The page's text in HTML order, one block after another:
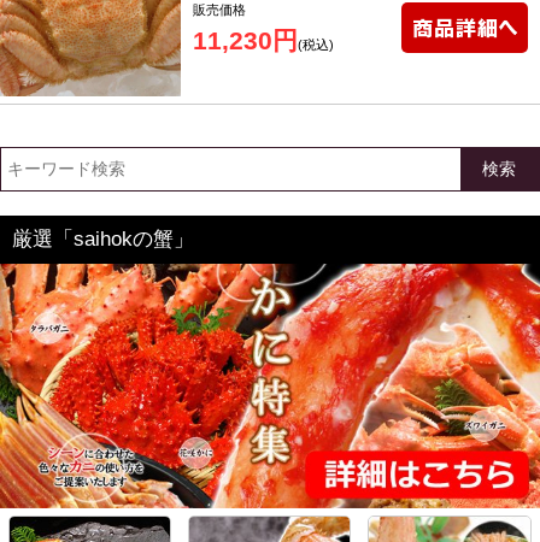
販売価格
11,230円 (税込)
検索
厳選「saihokの蟹」